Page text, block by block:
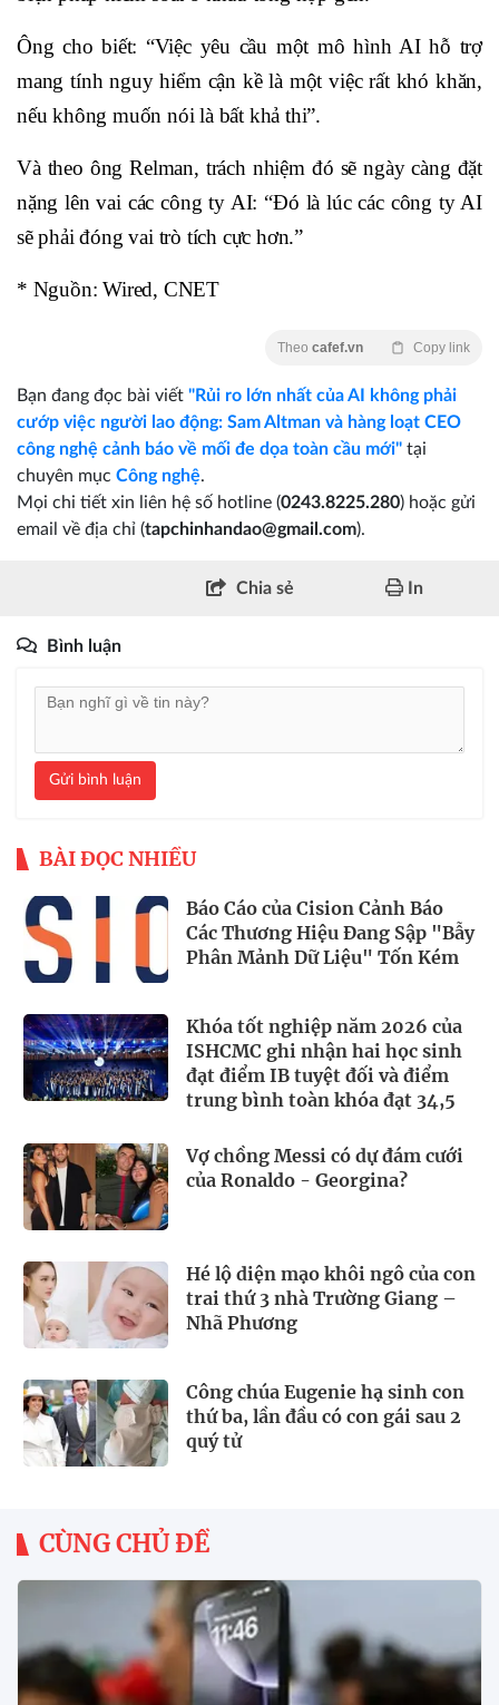
Ông cho biết: “Việc yêu cầu một mô hình AI hỗ trợ
mang tính nguy hiểm cận kề là một việc rất khó khăn,
nếu không muốn nói là bất khả thi”.
Và theo ông Relman, trách nhiệm đó sẽ ngày càng đặt
nặng lên vai các công ty AI: “Đó là lúc các công ty AI
sẽ phải đóng vai trò tích cực hơn.”
* Nguồn: Wired, CNET
Theo cafef.vn Copy link
Bạn đang đọc bài viết "Rủi ro lớn nhất của AI không phải
cướp việc người lao động: Sam Altman và hàng loạt CEO
công nghệ cảnh báo về mối đe dọa toàn cầu mới" tại
chuyên mục Công nghệ.
Mọi chi tiết xin liên hệ số hotline (0243.8225.280) hoặc gửi
email về địa chỉ (tapchinhandao@gmail.com).
Chia sẻ In
Bình luận
Gửi bình luận
BÀI ĐỌC NHIỀU
Báo Cáo của Cision Cảnh Báo
Các Thương Hiệu Đang Sập "Bẫy
Phân Mảnh Dữ Liệu" Tốn Kém
Khóa tốt nghiệp năm 2026 của
ISHCMC ghi nhận hai học sinh
đạt điểm IB tuyệt đối và điểm
trung bình toàn khóa đạt 34,5
Vợ chồng Messi có dự đám cưới
của Ronaldo - Georgina?
Hé lộ diện mạo khôi ngô của con
trai thứ 3 nhà Trường Giang –
Nhã Phương
Công chúa Eugenie hạ sinh con
thứ ba, lần đầu có con gái sau 2
quý tử
CÙNG CHỦ ĐỀ